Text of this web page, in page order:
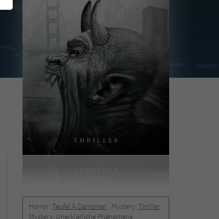
Horror: Teufel & Dämonen Mystery: Thriller
Mystery: Unerklärliche Phänomene